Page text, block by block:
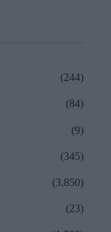
(244)
(84)
(9)
(345)
(3,850)
(23)